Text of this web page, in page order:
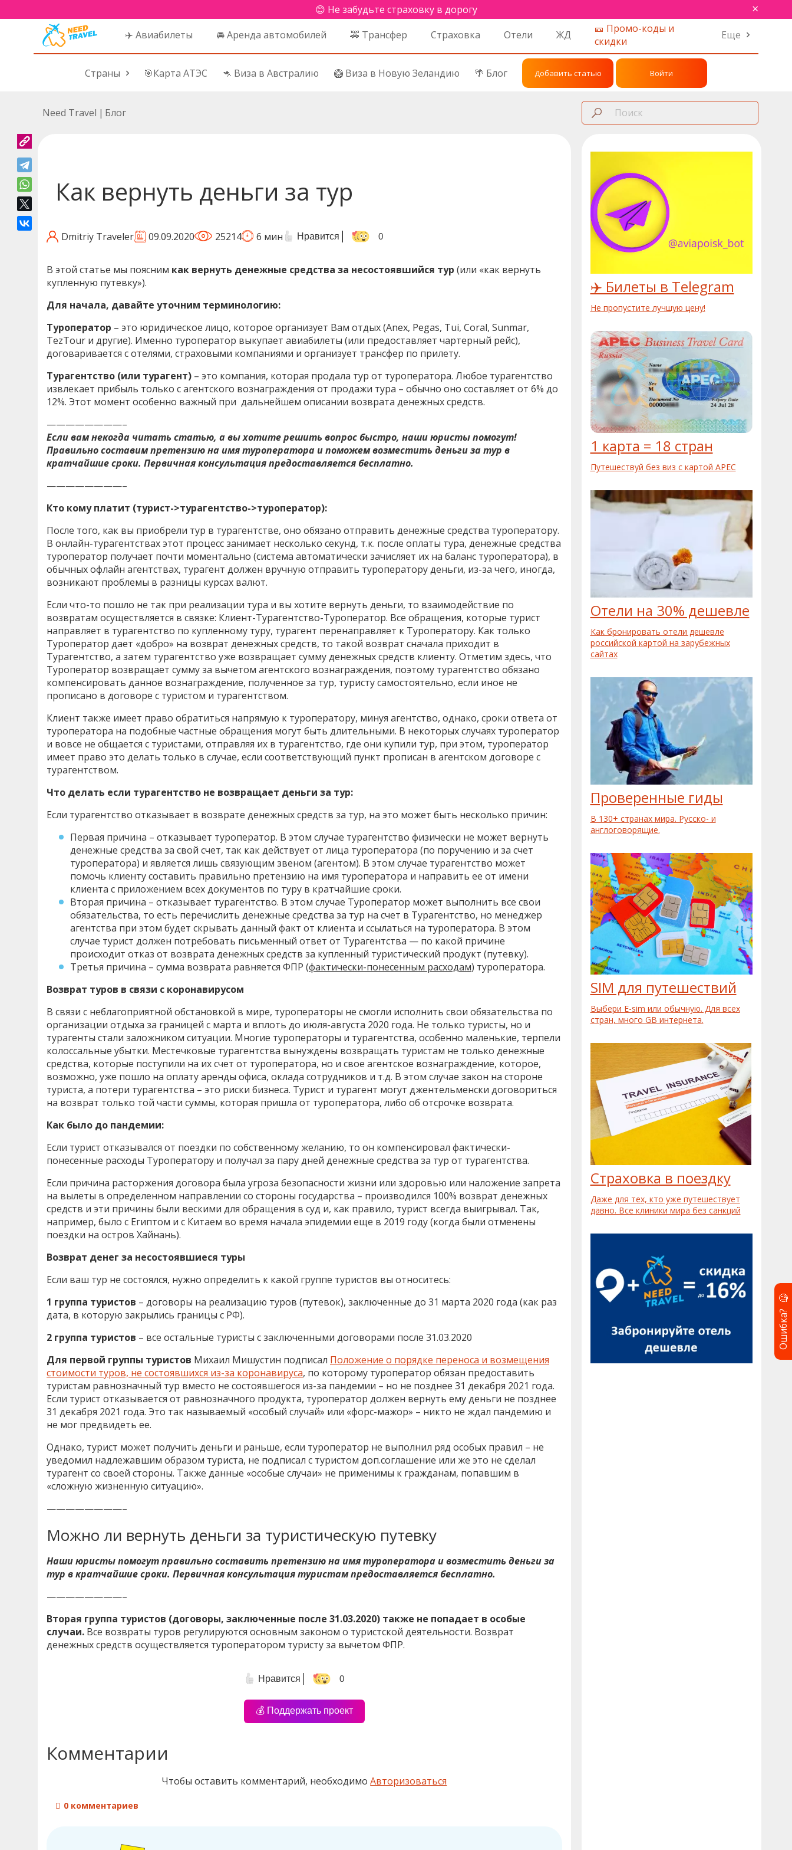
😊 Не забудьте страховку в дорогу ×
✈️ Авиабилеты 🚘 Аренда автомобилей 🚕 Трансфер Страховка Отели ЖД
🎫 Промо-коды и
скидки
Еще
Страны 🎯Карта АТЭС 🦘 Виза в Австралию 🥝 Виза в Новую Зеландию 🌴 Блог Добавить статью Войти
Need Travel | Блог
Как вернуть деньги за тур
Dmitriy Traveler 09.09.2020 25214 6 мин Нравится 0
В этой статье мы поясним как вернуть денежные средства за несостоявшийся тур (или «как вернуть
купленную путевку»).
Для начала, давайте уточним терминологию:
Туроператор – это юридическое лицо, которое организует Вам отдых (Anex, Pegas, Tui, Coral, Sunmar,
TezTour и другие). Именно туроператор выкупает авиабилеты (или предоставляет чартерный рейс),
договаривается с отелями, страховыми компаниями и организует трансфер по прилету.
Турагентство (или турагент) – это компания, которая продала тур от туроператора. Любое турагентство
извлекает прибыль только с агентского вознаграждения от продажи тура – обычно оно составляет от 6% до
12%. Этот момент особенно важный при дальнейшем описании возврата денежных средств.
————————–
Если вам некогда читать статью, а вы хотите решить вопрос быстро, наши юристы помогут!
Правильно составим претензию на имя туроператора и поможем возместить деньги за тур в
кратчайшие сроки. Первичная консультация предоставляется бесплатно.
————————–
Кто кому платит (турист->турагентство->туроператор):
После того, как вы приобрели тур в турагентстве, оно обязано отправить денежные средства туроператору.
В онлайн-турагентствах этот процесс занимает несколько секунд, т.к. после оплаты тура, денежные средства
туроператор получает почти моментально (система автоматически зачисляет их на баланс туроператора), в
обычных офлайн агентствах, турагент должен вручную отправить туроператору деньги, из-за чего, иногда,
возникают проблемы в разницы курсах валют.
Если что-то пошло не так при реализации тура и вы хотите вернуть деньги, то взаимодействие по
возвратам осуществляется в связке: Клиент-Турагентство-Туроператор. Все обращения, которые турист
направляет в турагентство по купленному туру, турагент перенаправляет к Туроператору. Как только
Туроператор дает «добро» на возврат денежных средств, то такой возврат сначала приходит в
Турагентство, а затем турагентство уже возвращает сумму денежных средств клиенту. Отметим здесь, что
Туроператор возвращает сумму за вычетом агентского вознаграждения, поэтому турагентство обязано
компенсировать данное вознаграждение, полученное за тур, туристу самостоятельно, если иное не
прописано в договоре с туристом и турагентством.
Клиент также имеет право обратиться напрямую к туроператору, минуя агентство, однако, сроки ответа от
туроператора на подобные частные обращения могут быть длительными. В некоторых случаях туроператор
и вовсе не общается с туристами, отправляя их в турагентство, где они купили тур, при этом, туроператор
имеет право это делать только в случае, если соответствующий пункт прописан в агентском договоре с
турагентством.
Что делать если турагентство не возвращает деньги за тур:
Если турагентство отказывает в возврате денежных средств за тур, на это может быть несколько причин:
Первая причина – отказывает туроператор. В этом случае турагентство физически не может вернуть
денежные средства за свой счет, так как действует от лица туроператора (по поручению и за счет
туроператора) и является лишь связующим звеном (агентом). В этом случае турагентство может
помочь клиенту составить правильно претензию на имя туроператора и направить ее от имени
клиента с приложением всех документов по туру в кратчайшие сроки.
Вторая причина – отказывает турагентство. В этом случае Туроператор может выполнить все свои
обязательства, то есть перечислить денежные средства за тур на счет в Турагентство, но менеджер
агентства при этом будет скрывать данный факт от клиента и ссылаться на туроператора. В этом
случае турист должен потребовать письменный ответ от Турагентства — по какой причине
происходит отказ от возврата денежных средств за купленный туристический продукт (путевку).
Третья причина – сумма возврата равняется ФПР (фактически-понесенным расходам) туроператора.
Возврат туров в связи с коронавирусом
В связи с неблагоприятной обстановкой в мире, туроператоры не смогли исполнить свои обязательства по
организации отдыха за границей с марта и вплоть до июля-августа 2020 года. Не только туристы, но и
турагенты стали заложником ситуации. Многие туроператоры и турагентства, особенно маленькие, терпели
колоссальные убытки. Местечковые турагентства вынуждены возвращать туристам не только денежные
средства, которые поступили на их счет от туроператора, но и свое агентское вознаграждение, которое,
возможно, уже пошло на оплату аренды офиса, оклада сотрудников и т.д. В этом случае закон на стороне
туриста, а потери турагентства – это риски бизнеса. Турист и турагент могут джентельменски договориться
на возврат только той части суммы, которая пришла от туроператора, либо об отсрочке возврата.
Как было до пандемии:
Если турист отказывался от поездки по собственному желанию, то он компенсировал фактически-
понесенные расходы Туроператору и получал за пару дней денежные средства за тур от турагентства.
Если причина расторжения договора была угроза безопасности жизни или здоровью или наложение запрета
на вылеты в определенном направлении со стороны государства – производился 100% возврат денежных
средств и эти причины были вескими для обращения в суд и, как правило, турист всегда выигрывал. Так,
например, было с Египтом и с Китаем во время начала эпидемии еще в 2019 году (когда были отменены
поездки на остров Хайнань).
Возврат денег за несостоявшиеся туры
Если ваш тур не состоялся, нужно определить к какой группе туристов вы относитесь:
1 группа туристов – договоры на реализацию туров (путевок), заключенные до 31 марта 2020 года (как раз
дата, в которую закрылись границы с РФ).
2 группа туристов – все остальные туристы с заключенными договорами после 31.03.2020
Для первой группы туристов Михаил Мишустин подписал Положение о порядке переноса и возмещения
стоимости туров, не состоявшихся из-за коронавируса, по которому туроператор обязан предоставить
туристам равнозначный тур вместо не состоявшегося из-за пандемии – но не позднее 31 декабря 2021 года.
Если турист отказывается от равнозначного продукта, туроператор должен вернуть ему деньги не позднее
31 декабря 2021 года. Это так называемый «особый случай» или «форс-мажор» – никто не ждал пандемию и
не мог предвидеть ее.
Однако, турист может получить деньги и раньше, если туроператор не выполнил ряд особых правил – не
уведомил надлежавшим образом туриста, не подписал с туристом доп.соглашение или же это не сделал
турагент со своей стороны. Также данные «особые случаи» не применимы к гражданам, попавшим в
«сложную жизненную ситуацию».
————————–
Можно ли вернуть деньги за туристическую путевку
Наши юристы помогут правильно составить претензию на имя туроператора и возместить деньги за
тур в кратчайшие сроки. Первичная консультация туристам предоставляется бесплатно.
————————–
Вторая группа туристов (договоры, заключенные после 31.03.2020) также не попадает в особые
случаи. Все возвраты туров регулируются основным законом о туристской деятельности. Возврат
денежных средств осуществляется туроператором туристу за вычетом ФПР.
Нравится 0
💰 Поддержать проект
Комментарии
Чтобы оставить комментарий, необходимоАвторизоваться
0 комментариев
✈️ Билеты в Telegram
Не пропустите лучшую цену!
1 карта = 18 стран
Путешествуй без виз с картой APEC
Отели на 30% дешевле
Как бронировать отели дешевле
российской картой на зарубежных
сайтах
Проверенные гиды
В 130+ странах мира. Русско- и
англоговорящие.
SIM для путешествий
Выбери E-sim или обычную. Для всех
стран, много GB интернета.
Страховка в поездку
Даже для тех, кто уже путешествует
давно. Все клиники мира без санкций
Ошибка?
🧐